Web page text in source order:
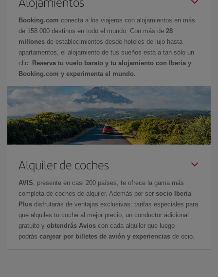
Booking.com conecta a los viajeros con alojamientos en más
de 158.000 destinos en todo el mundo. Con más de 28
millones de establecimientos desde hoteles de lujo hasta
apartamentos, el alojamiento de tus sueños está a tan sólo un
clic.
Reserva tu vuelo barato y tu alojamiento con Iberia y
Booking.com y experimenta el mundo.
Alquiler de coches
AVIS , presente en casi 200 países, te ofrece la gama más
completa de coches de alquiler. Además por ser socio Iberia
Plus disfrutarás de ventajas exclusivas: tarifas especiales para
que alquiles tu coche al mejor precio, un conductor adicional
gratuito y obtendrás Avios con cada alquiler que luego
podrás canjear por billetes de avión y experiencias de ocio.